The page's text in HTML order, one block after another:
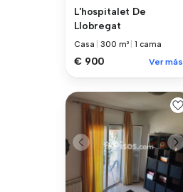
L'hospitalet De
Llobregat
Casa |300 m² |1 cama
€ 900 Ver más